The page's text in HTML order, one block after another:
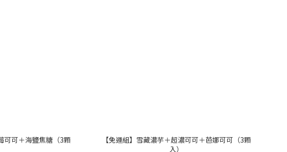
可可＋海鹽焦糖（3顆
【免運組】雪藏濃芋＋超濃可可＋芭娜可可（3顆
入）